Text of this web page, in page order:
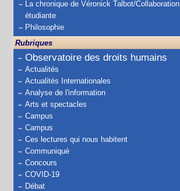
La chronique de Véronick Talbot/Collaboration
étudiante
Philosophie
Rubriques
Observatoire des droits humains
Actualités
Actualités Internationales
Analyse de l'information
Arts et spectacles
Campus
Campus
Ces lectures qui nous habitent
Communiqué
Concours
COVID-19
Débat